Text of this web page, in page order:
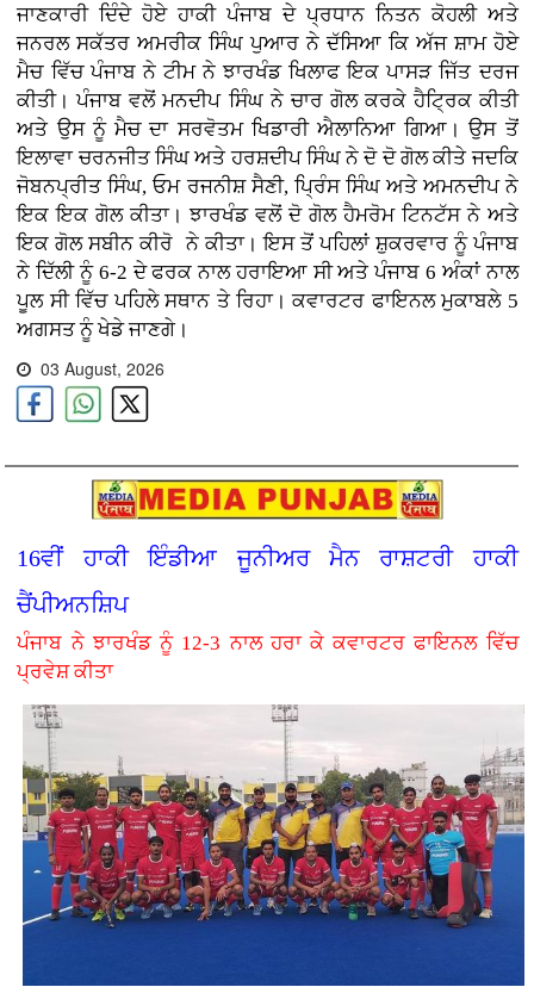
ਜਾਣਕਾਰੀ ਦਿੰਦੇ ਹੋਏ ਹਾਕੀ ਪੰਜਾਬ ਦੇ ਪ੍ਰਧਾਨ ਨਿਤਨ ਕੋਹਲੀ ਅਤੇ
ਜਨਰਲ ਸਕੱਤਰ ਅਮਰੀਕ ਸਿੰਘ ਪੁਆਰ ਨੇ ਦੱਸਿਆ ਕਿ ਅੱਜ ਸ਼ਾਮ ਹੋਏ
ਮੈਚ ਵਿੱਚ ਪੰਜਾਬ ਨੇ ਟੀਮ ਨੇ ਝਾਰਖੰਡ ਖਿਲਾਫ ਇਕ ਪਾਸੜ ਜਿੱਤ ਦਰਜ
ਕੀਤੀ। ਪੰਜਾਬ ਵਲੋਂ ਮਨਦੀਪ ਸਿੰਘ ਨੇ ਚਾਰ ਗੋਲ ਕਰਕੇ ਹੈਟ੍ਰਿਕ ਕੀਤੀ
ਅਤੇ ਉਸ ਨੂੰ ਮੈਚ ਦਾ ਸਰਵੋਤਮ ਖਿਡਾਰੀ ਐਲਾਨਿਆ ਗਿਆ। ਉਸ ਤੋਂ
ਇਲਾਵਾ ਚਰਨਜੀਤ ਸਿੰਘ ਅਤੇ ਹਰਸ਼ਦੀਪ ਸਿੰਘ ਨੇ ਦੋ ਦੋ ਗੋਲ ਕੀਤੇ ਜਦਕਿ
ਜੋਬਨਪ੍ਰੀਤ ਸਿੰਘ, ਓਮ ਰਜਨੀਸ਼ ਸੈਣੀ, ਪ੍ਰਿੰਸ ਸਿੰਘ ਅਤੇ ਅਮਨਦੀਪ ਨੇ
ਇਕ ਇਕ ਗੋਲ ਕੀਤਾ। ਝਾਰਖੰਡ ਵਲੋਂ ਦੋ ਗੋਲ ਹੈਮਰੋਮ ਟਿਨਟੱਸ ਨੇ ਅਤੇ
ਇਕ ਗੋਲ ਸਬੀਨ ਕੀਰੋ ਨੇ ਕੀਤਾ। ਇਸ ਤੋਂ ਪਹਿਲਾਂ ਸ਼ੁਕਰਵਾਰ ਨੂੰ ਪੰਜਾਬ
ਨੇ ਦਿੱਲੀ ਨੂੰ 6-2 ਦੇ ਫਰਕ ਨਾਲ ਹਰਾਇਆ ਸੀ ਅਤੇ ਪੰਜਾਬ 6 ਅੰਕਾਂ ਨਾਲ
ਪੂਲ ਸੀ ਵਿੱਚ ਪਹਿਲੇ ਸਥਾਨ ਤੇ ਰਿਹਾ। ਕਵਾਰਟਰ ਫਾਇਨਲ ਮੁਕਾਬਲੇ 5
ਅਗਸਤ ਨੂੰ ਖੇਡੇ ਜਾਣਗੇ।
03 August, 2026
16ਵੀਂ ਹਾਕੀ ਇੰਡੀਆ ਜੂਨੀਅਰ ਮੈਨ ਰਾਸ਼ਟਰੀ ਹਾਕੀ
ਚੈਂਪੀਅਨਸ਼ਿਪ
ਪੰਜਾਬ ਨੇ ਝਾਰਖੰਡ ਨੂੰ 12-3 ਨਾਲ ਹਰਾ ਕੇ ਕਵਾਰਟਰ ਫਾਇਨਲ ਵਿੱਚ
ਪ੍ਰਵੇਸ਼ ਕੀਤਾ